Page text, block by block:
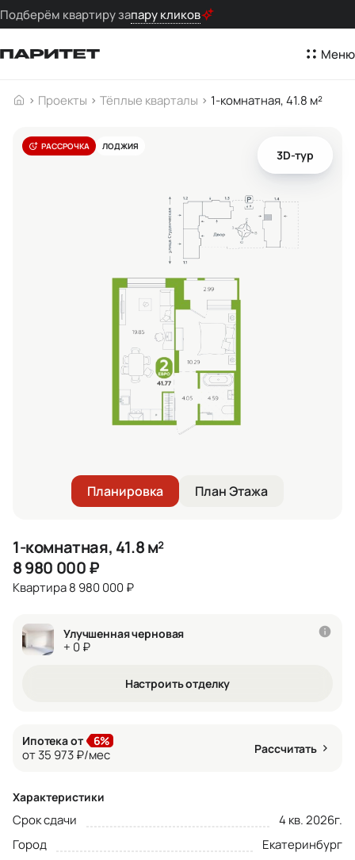
Подберём квартиру запару кликов
Меню
Проекты Тёплые кварталы 1-комнатная, 41.8 м²
РАССРОЧКА ЛОДЖИЯ
Планировка План Этажа
3D-тур
1-комнатная, 41.8 м²
8 980 000₽
Квартира 8 980 000 ₽
Улучшенная черновая
+ 0 ₽
Настроить отделку
Ипотека от 6%
от 35 973 ₽/мес Рассчитать
Характеристики
Срок сдачи
4 кв. 2026г.
Город
Екатеринбург